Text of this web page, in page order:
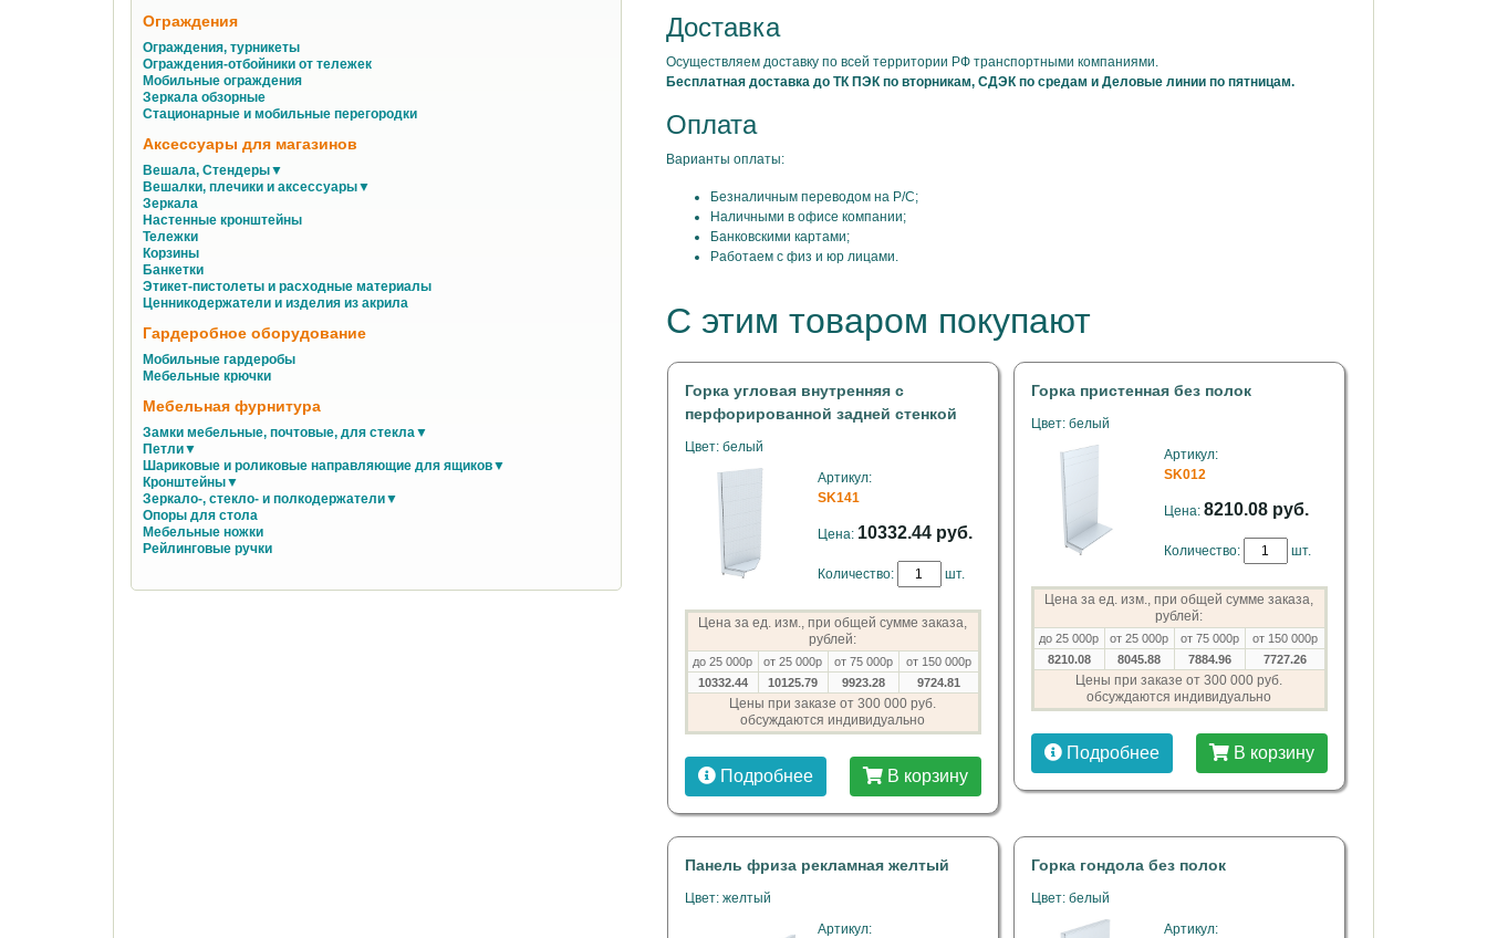
Ограждения
Ограждения, турникеты
Ограждения-отбойники от тележек
Мобильные ограждения
Зеркала обзорные
Стационарные и мобильные перегородки
Аксессуары для магазинов
Вешала, Стендеры▼
Вешалки, плечики и аксессуары▼
Зеркала
Настенные кронштейны
Тележки
Корзины
Банкетки
Этикет-пистолеты и расходные материалы
Ценникодержатели и изделия из акрила
Гардеробное оборудование
Мобильные гардеробы
Мебельные крючки
Мебельная фурнитура
Замки мебельные, почтовые, для стекла▼
Петли▼
Шариковые и роликовые направляющие для ящиков▼
Кронштейны▼
Зеркало-, стекло- и полкодержатели▼
Опоры для стола
Мебельные ножки
Рейлинговые ручки
Доставка
Осуществляем доставку по всей территории РФ транспортными компаниями.
Бесплатная доставка до ТК ПЭК по вторникам, СДЭК по средам и Деловые линии по пятницам.
Оплата
Варианты оплаты:
Безналичным переводом на Р/С;
Наличными в офисе компании;
Банковскими картами;
Работаем с физ и юр лицами.
С этим товаром покупают
Горка угловая внутренняя с
перфорированной задней стенкой
Цвет: белый
Артикул:
SK141
Цена: 10332.44 руб.
Количество: шт.
Цена за ед. изм., при общей сумме заказа,
рублей:
до 25 000р от 25 000р от 75 000р
от 150 000р
10332.44
10125.79 9923.28 9724.81
Цены при заказе от 300 000 руб.
обсуждаются индивидуально
Подробнее В корзину
Горка пристенная без полок
Цвет: белый
Артикул:
SK012
Цена: 8210.08 руб.
Количество: шт.
Цена за ед. изм., при общей сумме заказа,
рублей:
до 25 000р от 25 000р от 75 000р
от 150 000р
8210.08
8045.88 7884.96 7727.26
Цены при заказе от 300 000 руб.
обсуждаются индивидуально
Подробнее В корзину
Панель фриза рекламная желтый
Цвет: желтый
Артикул:
Горка гондола без полок
Цвет: белый
Артикул: